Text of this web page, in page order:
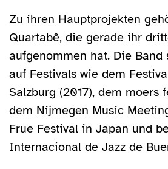
Zu ihren Hauptprojekten
Quartabê, die gerade ihr
aufgenommen hat. Die
auf Festivals wie dem
Salzburg (2017), dem moers
dem Nijmegen Music
Frue Festival in Japan und
Internacional de Jazz de